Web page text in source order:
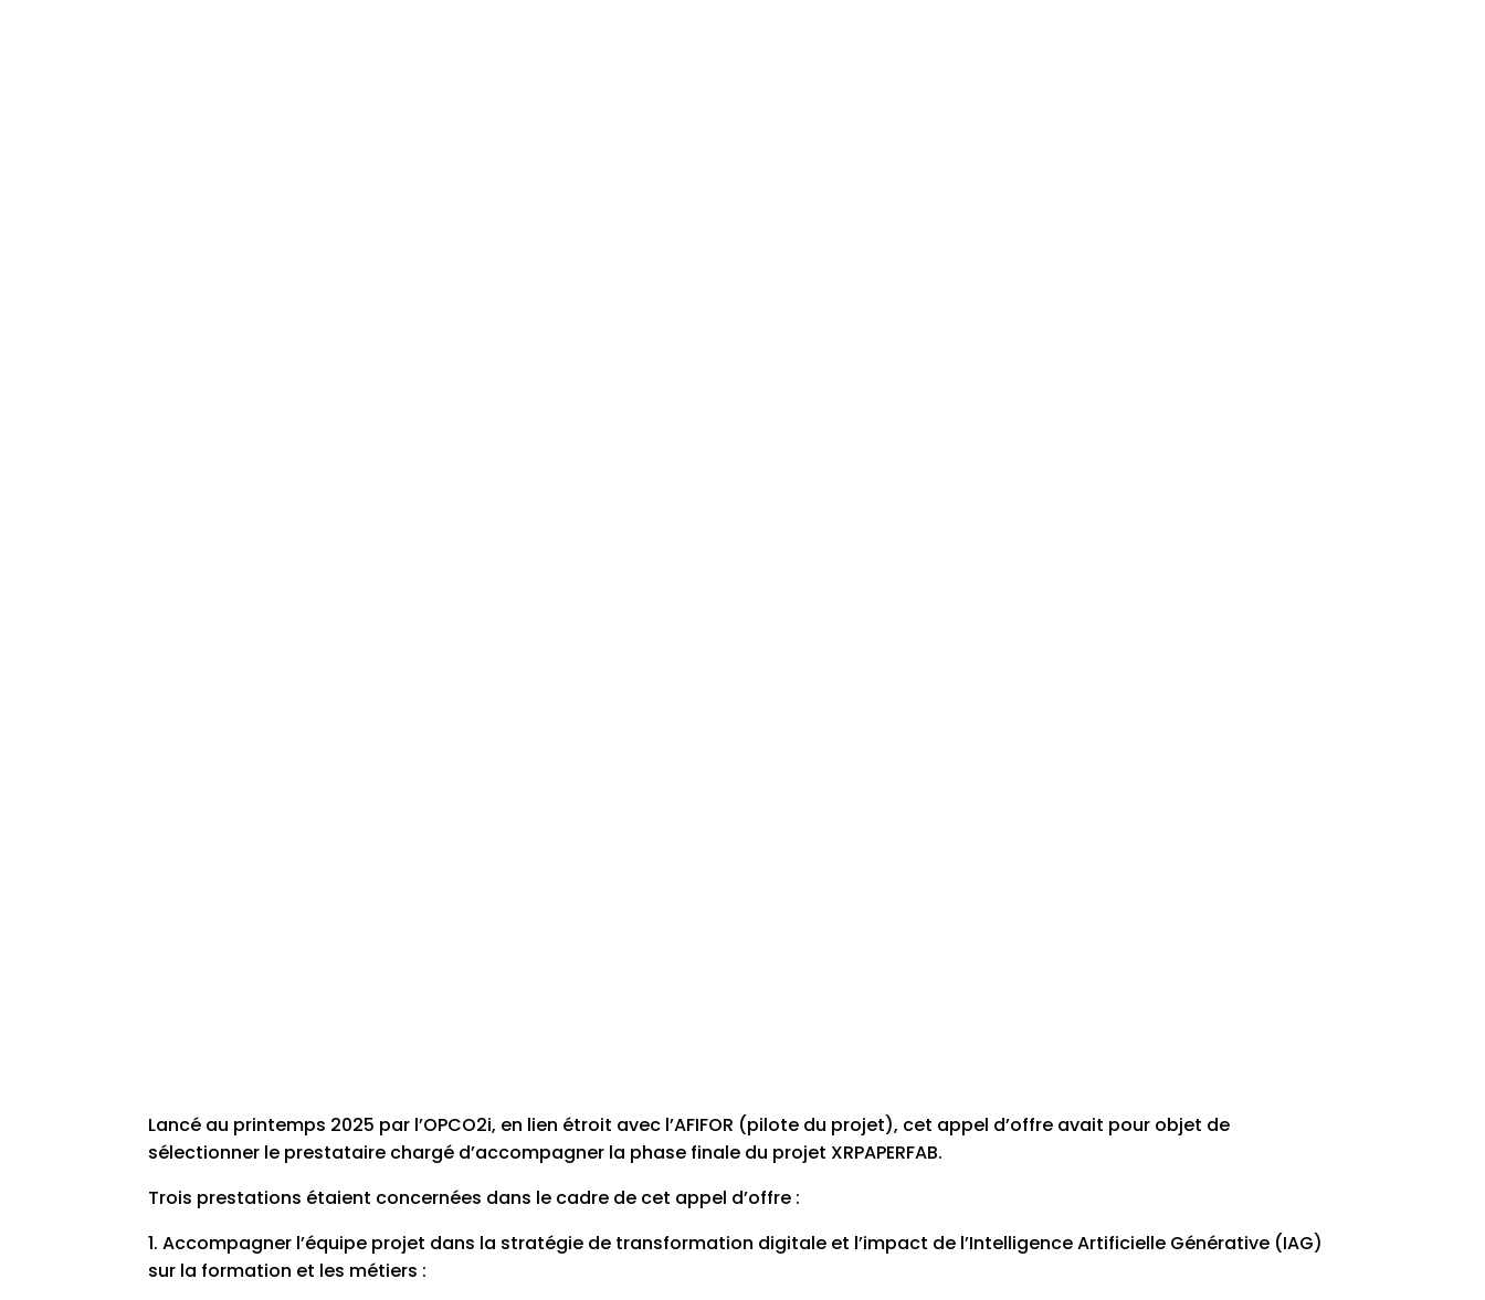
Lancé au printemps 2025 par l’OPCO2i, en lien étroit avec l’AFIFOR (pilote du projet), cet appel d’offre avait pour objet de
sélectionner le prestataire chargé d’accompagner la phase finale du projet XRPAPERFAB.
Trois prestations étaient concernées dans le cadre de cet appel d’offre :
1. Accompagner l’équipe projet dans la stratégie de transformation digitale et l’impact de l’Intelligence Artificielle Générative (IAG)
sur la formation et les métiers :